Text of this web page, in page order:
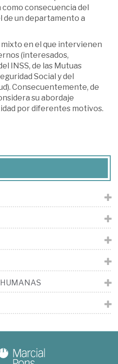
consecuencia del
de un departamento a
en el que intervienen
(interesados,
INSS, de las Mutuas
Social y del
Consecuentemente, de
su abordaje
por diferentes motivos.